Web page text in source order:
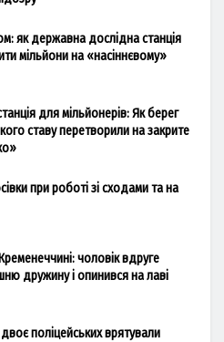
як державна дослідна станція
мільйони на «насіннєвому»
для мільйонерів: Як берег
ставу перетворили на закрите
при роботі зі сходами та на
чоловік вдруге
дружину і опинився на лаві
поліцейських врятували